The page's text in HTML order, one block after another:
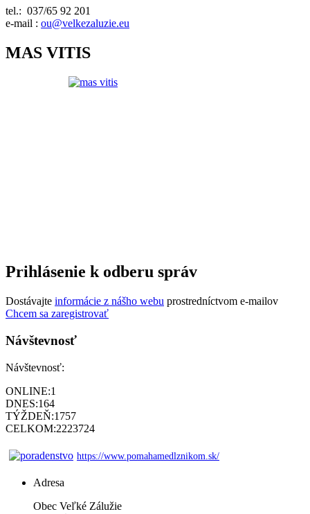
tel.: 037/65 92 201
e-mail : ou@velkezaluzie.eu
MAS VITIS
Prihlásenie k odberu správ
Dostávajte informácie z nášho webu prostredníctvom e-mailov
Chcem sa zaregistrovať
Návštevnosť
Návštevnosť:
ONLINE:1
DNES:164
TÝŽDEŇ:1757
CELKOM:2223724
https://www.pomahamedlznikom.sk/
Adresa
Obec Veľké Zálužie